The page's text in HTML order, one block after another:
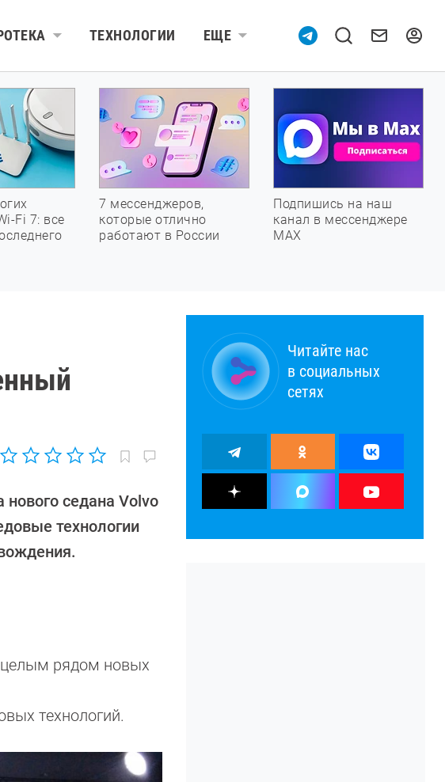
ТЕХНОЛОГИИ ЕЩЕ
Fi 7: все
7 мессенджеров,
которые отлично
работают в России
Подпишись на наш
канал в мессенджере
МАХ
седана Volvo
технологии
целым рядом новых
технологий.
Читайте нас
в социальных
сетях